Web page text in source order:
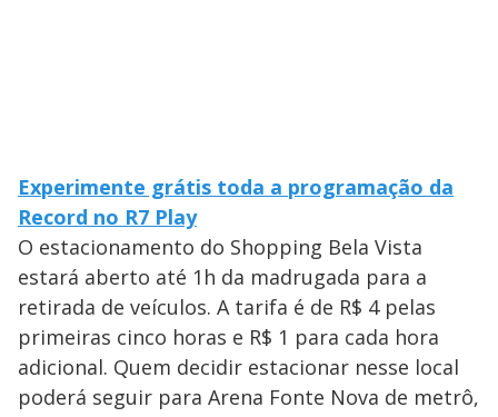
Experimente grátis toda a programação da
Record no R7 Play
O estacionamento do Shopping Bela Vista
estará aberto até 1h da madrugada para a
retirada de veículos. A tarifa é de R$ 4 pelas
primeiras cinco horas e R$ 1 para cada hora
adicional. Quem decidir estacionar nesse local
poderá seguir para Arena Fonte Nova de metrô,